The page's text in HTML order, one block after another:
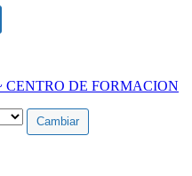
DE FORMACION